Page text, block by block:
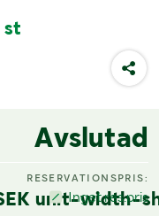
st
Avslutad
unit-width-
RESERVATIONSPRIS:
Inget res.pris